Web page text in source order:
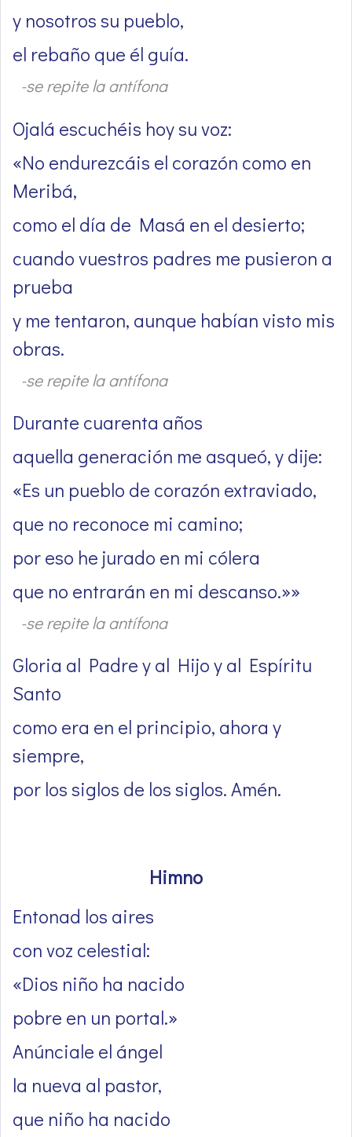
y nosotros su pueblo,
el rebaño que él guía.
-se repite la antífona
Ojalá escuchéis hoy su voz:
«No endurezcáis el corazón como en
Meribá,
como el día de Masá en el desierto;
cuando vuestros padres me pusieron a
prueba
y me tentaron, aunque habían visto mis
obras.
-se repite la antífona
Durante cuarenta años
aquella generación me asqueó, y dije:
«Es un pueblo de corazón extraviado,
que no reconoce mi camino;
por eso he jurado en mi cólera
que no entrarán en mi descanso.»»
-se repite la antífona
Gloria al Padre y al Hijo y al Espíritu
Santo
como era en el principio, ahora y
siempre,
por los siglos de los siglos. Amén.
Himno
Entonad los aires
con voz celestial:
«Dios niño ha nacido
pobre en un portal.»
Anúnciale el ángel
la nueva al pastor,
que niño ha nacido